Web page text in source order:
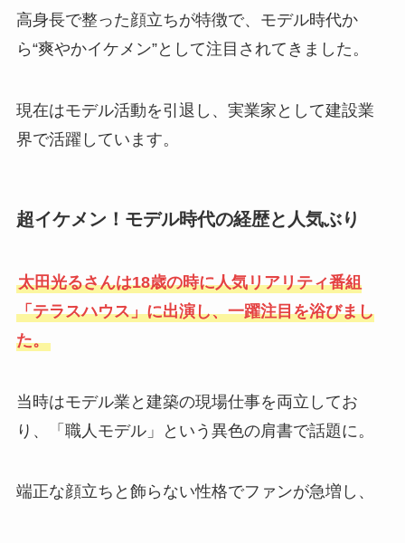
高身長で整った顔立ちが特徴で、モデル時代か
ら“爽やかイケメン”として注目されてきました。
現在はモデル活動を引退し、実業家として建設業
界で活躍しています。
超イケメン！モデル時代の経歴と人気ぶり
太田光るさんは18歳の時に人気リアリティ番組
「テラスハウス」に出演し、一躍注目を浴びまし
た。
当時はモデル業と建築の現場仕事を両立してお
り、「職人モデル」という異色の肩書で話題に。
端正な顔立ちと飾らない性格でファンが急増し、